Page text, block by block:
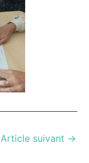
Article suivant →